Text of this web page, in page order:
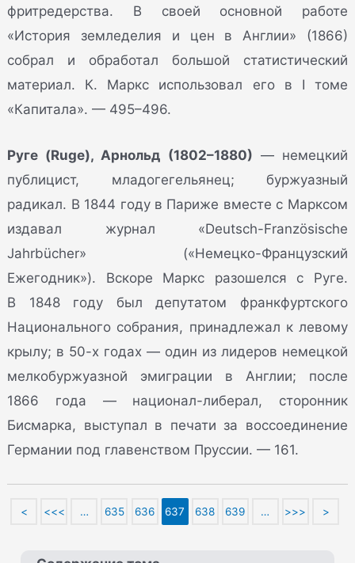
фритредерства. В своей основной работе
«История земледелия и цен в Англии» (1866)
собрал и обработал большой статистический
материал. К. Маркс использовал его в I томе
«Капитала». — 495–496.
Руге (Ruge), Арнольд (1802–1880) — немецкий
публицист, младогегельянец; буржуазный
радикал. В 1844 году в Париже вместе с Марксом
издавал журнал «Deutsch-Französische
Jahrbücher» («Немецко-Французский
Ежегодник»). Вскоре Маркс разошелся с Руге.
В 1848 году был депутатом франкфуртского
Национального собрания, принадлежал к левому
крылу; в 50-х годах — один из лидеров немецкой
мелкобуржуазной эмиграции в Англии; после
1866 года — национал-либерал, сторонник
Бисмарка, выступал в печати за воссоединение
Германии под главенством Пруссии. — 161.
< <<< … 635 636 637 638 639 … >>> >